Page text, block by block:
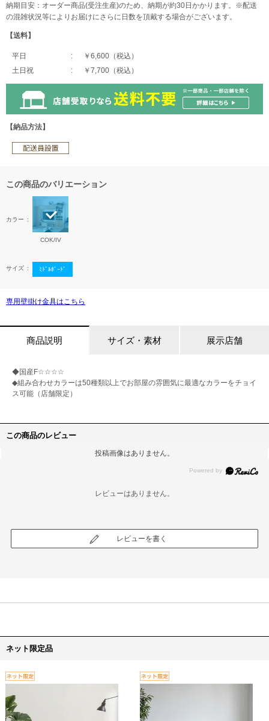
納期目安：オーダー商品(受注生産)のため、納期が約30日かかります。※配送
の混雑状況等によりお届けにさらに日数を頂戴する場合がございます。
【送料】
平日
￥6,600（税込）
土日祝
￥7,700（税込）
【納品方法】
この商品のバリエーション
カラー
COK/IV
サイズ ﾐﾄﾞﾙﾎﾞｰﾄﾞ
専用壁掛け金具はこちら
商品説明 サイズ・素材 展示店舗
◆国産F☆☆☆☆
◆組み合わせカラーは50種類以上でお部屋の雰囲気に最適なカラーをチョイ
ス可能（店舗限定）
この商品のレビュー
投稿画像はありません。
レビューはありません。
レビューを書く
ネット限定品